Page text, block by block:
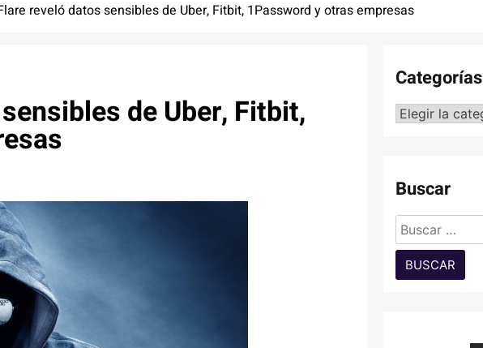
reveló datos sensibles de Uber, Fitbit, 1Password y otras empresas
de Uber, Fitbit,
Categorías
Categorías
Buscar
Buscar: